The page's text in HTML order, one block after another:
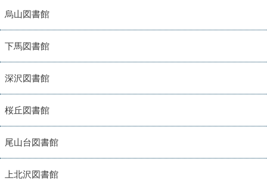
烏山図書館
下馬図書館
深沢図書館
桜丘図書館
尾山台図書館
上北沢図書館